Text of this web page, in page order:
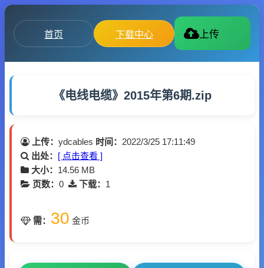
首页 下载中心 上传
《电线电缆》2015年第6期.zip
上传： ydcables 时间： 2022/3/25 17:11:49
出处： [ 点击查看 ]
大小： 14.56 MB
页数： 0 下载： 1
需： 30 金币